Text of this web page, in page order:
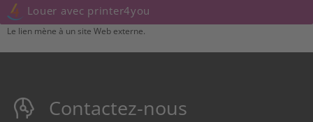
Louer avec printer4you
Le lien mène à un site Web externe.
Contactez-nous